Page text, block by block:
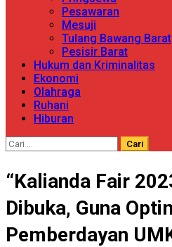
Pesawaran
Mesuji
Tulang Bawang Barat
Pesisir Barat
Hukum dan Kriminalitas
Ekonomi
Olahraga
Ruhani
Hiburan
Cari
“Kalianda Fair
Dibuka, Guna
Pemberdayan